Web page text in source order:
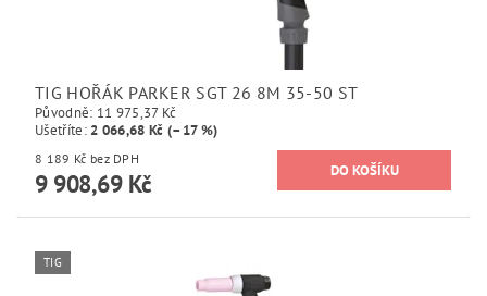
TIG HOŘÁK PARKER SGT 26 8M 35-50 ST
Původně: 11 975,37 Kč
Ušetříte: 2 066,68 Kč (–17 %)
8 189 Kč bez DPH
9 908,69 Kč
TIG